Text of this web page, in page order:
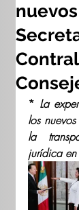
* La
los
la
jurídica